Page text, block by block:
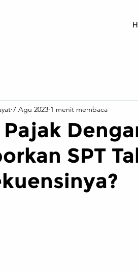
SPT
7 Agu 2023 1 menit membaca